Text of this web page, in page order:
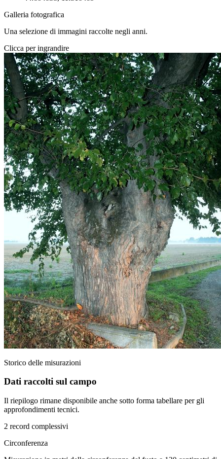
Galleria fotografica
Una selezione di immagini raccolte negli anni.
Clicca per ingrandire
Storico delle misurazioni
Dati raccolti sul campo
Il riepilogo rimane disponibile anche sotto forma tabellare per gli
approfondimenti tecnici.
2 record complessivi
Circonferenza